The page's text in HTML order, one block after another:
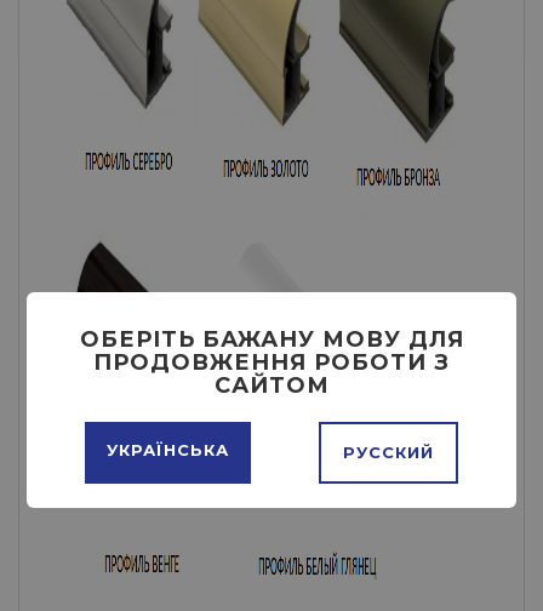
ОБЕРІТЬ БАЖАНУ МОВУ ДЛЯ
ПРОДОВЖЕННЯ РОБОТИ З
САЙТОМ
УКРАЇНСЬКА РУССКИЙ